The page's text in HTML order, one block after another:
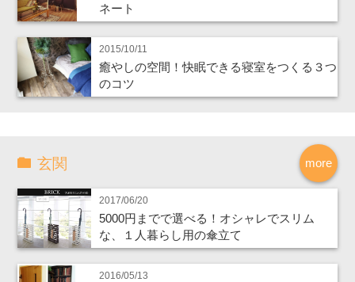
ネート
2015/10/11
癒やしの空間！快眠できる寝室をつくる３つ
のコツ
more
玄関
2017/06/20
5000円までで選べる！オシャレでスリム
な、１人暮らし用の傘立て
2016/05/13